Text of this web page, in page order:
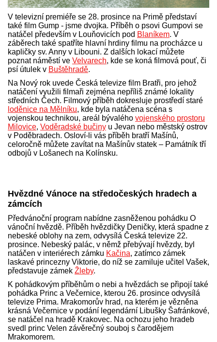
V televizní premiéře se 28. prosince na Primě představí
také film Gump - jsme dvojka. Příběh o psovi Gumpovi se
natáčel především v Louňovicích pod Blaníkem. V
záběrech také spatříte hlavní hrdiny filmu na procházce u
kapličky sv. Anny v Libouni. Z dalších lokací můžete
poznat náměstí ve Velvarech, kde se koná filmová pouť, či
psí útulek v Buštěhradě.
Na Nový rok uvede Česká televize film Bratři, pro jehož
natáčení využili filmaři zejména nepříliš známé lokality
středních Čech. Filmový příběh dokresluje prostředí staré
loděnice na Mělníku, kde byla natáčena scéna s
vojenskou technikou, areál bývalého vojenského prostoru
Milovice, Voděradské bučiny u Jevan nebo městský ostrov
v Poděbradech. Osloví-li vás příběh bratří Mašínů,
celoročně můžete zavítat na Mašínův statek – Památník tří
odbojů v Lošanech na Kolínsku.
Hvězdné Vánoce na středočeských hradech a
zámcích
Předvánoční program nabídne zasněženou pohádku O
vánoční hvězdě. Příběh hvězdičky Deničky, která spadne z
nebeské oblohy na zem, odvysílá Česká televize 22.
prosince. Nebeský palác, v němž přebývají hvězdy, byl
natáčen v interiérech zámku Kačina, zatímco zámek
laskavé princezny Viktorie, do níž se zamiluje učitel Vašek,
představuje zámek Žleby.
K pohádkovým příběhům o nebi a hvězdách se připojí také
pohádka Princ a Večernice, kterou 26. prosince odvysílá
televize Prima. Mrakomorův hrad, na kterém je vězněna
krásná Večernice v podání legendární Libušky Šafránkové,
se natáčel na hradě Krakovec. Na ochozu jeho hradeb
svedl princ Velen závěrečný souboj s čarodějem
Mrakomorem.